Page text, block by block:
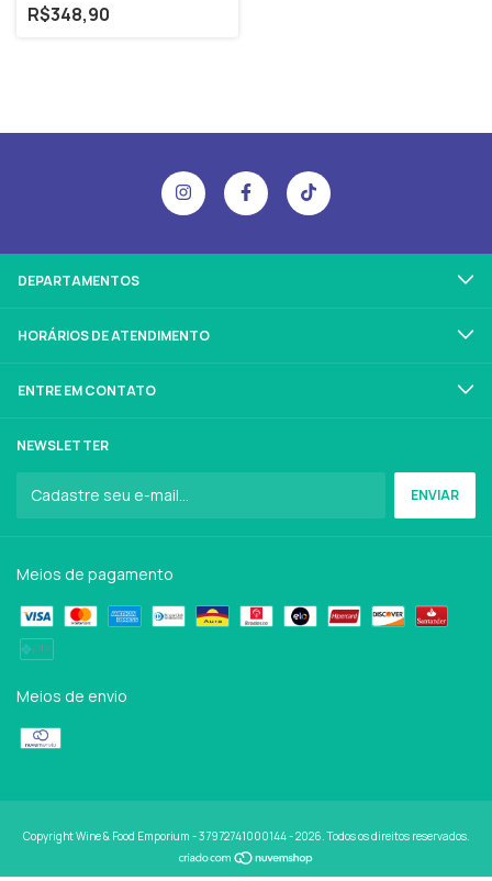
R$348,90
DEPARTAMENTOS
HORÁRIOS DE ATENDIMENTO
ENTRE EM CONTATO
NEWSLETTER
Meios de pagamento
Meios de envio
Copyright Wine & Food Emporium - 37972741000144 - 2026. Todos os direitos reservados.